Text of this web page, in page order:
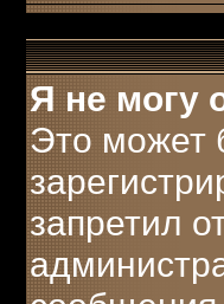
Я не могу
Это может
запретил